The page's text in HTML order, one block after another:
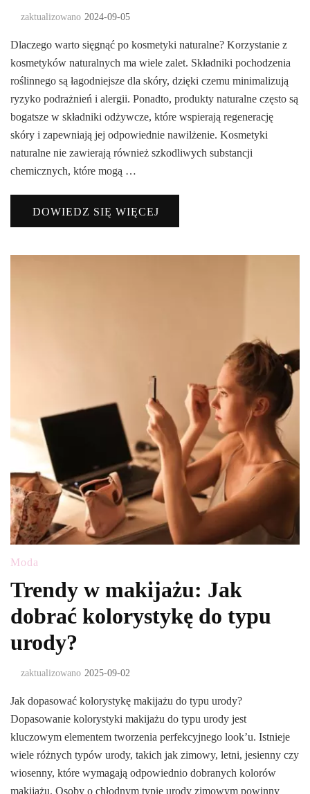
zaktualizowano 2024-09-05
Dlaczego warto sięgnąć po kosmetyki naturalne? Korzystanie z
kosmetyków naturalnych ma wiele zalet. Składniki pochodzenia
roślinnego są łagodniejsze dla skóry, dzięki czemu minimalizują
ryzyko podrażnień i alergii. Ponadto, produkty naturalne często są
bogatsze w składniki odżywcze, które wspierają regenerację
skóry i zapewniają jej odpowiednie nawilżenie. Kosmetyki
naturalne nie zawierają również szkodliwych substancji
chemicznych, które mogą …
DOWIEDZ SIĘ WIĘCEJ
Moda
Trendy w makijażu: Jak
dobrać kolorystykę do typu
urody?
zaktualizowano 2025-09-02
Jak dopasować kolorystykę makijażu do typu urody?
Dopasowanie kolorystyki makijażu do typu urody jest
kluczowym elementem tworzenia perfekcyjnego look’u. Istnieje
wiele różnych typów urody, takich jak zimowy, letni, jesienny czy
wiosenny, które wymagają odpowiednio dobranych kolorów
makijażu. Osoby o chłodnym typie urody zimowym powinny